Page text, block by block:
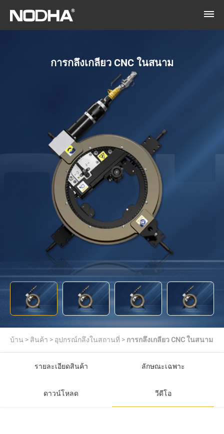
การกลึงเกลียว CNC ในสนาม
บ้าน > สินค้า > อุปกรณ์กลึงในสถานที่ > การกลึงเกลียว CNC ในสนาม
รายละเอียดสินค้า ลักษณะเฉพาะ
ดาวน์โหลด วีดีโอ